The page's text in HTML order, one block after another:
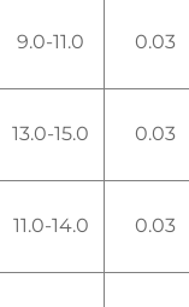
9.0-11.0 0.03
13.0-15.0 0.03
11.0-14.0 0.03